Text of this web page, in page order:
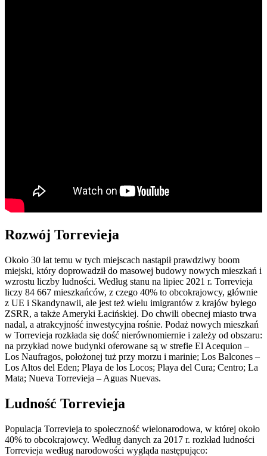
Rozwój Torrevieja
Około 30 lat temu w tych miejscach nastąpił prawdziwy boom
miejski, który doprowadził do masowej budowy nowych mieszkań i
wzrostu liczby ludności. Według stanu na lipiec 2021 r. Torrevieja
liczy 84 667 mieszkańców, z czego 40% to obcokrajowcy, głównie
z UE i Skandynawii, ale jest też wielu imigrantów z krajów byłego
ZSRR, a także Ameryki Łacińskiej. Do chwili obecnej miasto trwa
nadal, a atrakcyjność inwestycyjna rośnie. Podaż nowych mieszkań
w Torrevieja rozkłada się dość nierównomiernie i zależy od obszaru:
na przykład nowe budynki oferowane są w strefie El Acequion –
Los Naufragos, położonej tuż przy morzu i marinie; Los Balcones –
Los Altos del Eden; Playa de los Locos; Playa del Cura; Centro; La
Mata; Nueva Torrevieja – Aguas Nuevas.
Ludność Torrevieja
Populacja Torrevieja to społeczność wielonarodowa, w której około
40% to obcokrajowcy. Według danych za 2017 r. rozkład ludności
Torrevieja według narodowości wygląda następująco: